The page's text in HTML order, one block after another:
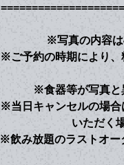
※写真の内容は
※ご予約の時期により、
※食器等が写真と
※当日キャンセルの場合
いただく
※飲み放題のラストオー